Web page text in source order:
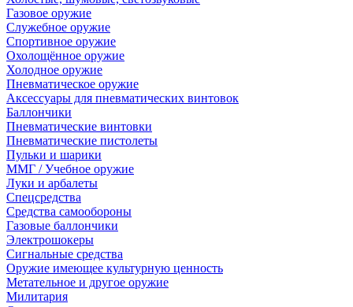
Газовое оружие
Служебное оружие
Спортивное оружие
Охолощённое оружие
Холодное оружие
Пневматическое оружие
Аксессуары для пневматических винтовок
Баллончики
Пневматические винтовки
Пневматические пистолеты
Пульки и шарики
ММГ / Учебное оружие
Луки и арбалеты
Спецсредства
Средства самообороны
Газовые баллончики
Электрошокеры
Сигнальные средства
Оружие имеющее культурную ценность
Метательное и другое оружие
Милитария